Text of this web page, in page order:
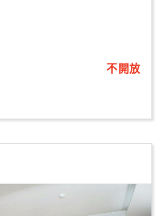
不開放